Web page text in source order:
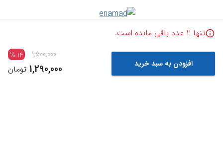
تنها 2 عدد باقی مانده است.
افزودن به سبد خرید
1,500,000
14
%
1,290,000 تومان